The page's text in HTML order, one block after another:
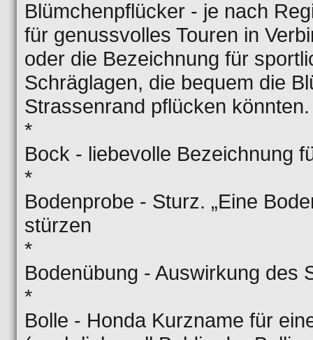
Blümchenpflücker - je nach
für genussvolles Touren in
oder die Bezeichnung für
Schräglagen, die bequem die
Strassenrand pflücken könnten.
*
Bock - liebevolle Bezeichnung
*
Bodenprobe - Sturz. „Eine
stürzen
*
Bodenübung - Auswirkung des
*
Bolle - Honda Kurzname für